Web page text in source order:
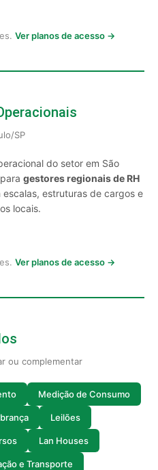
Ver planos de acesso →
SP
do setor em São
gestores regionais de RH
escalas, estruturas de cargos e
locais.
Ver planos de acesso →
ou complementar
Medição de Consumo
Leilões
Lan Houses
e Transporte